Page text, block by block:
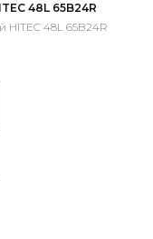
48L 65B24R
HITEC 48L 65B24R